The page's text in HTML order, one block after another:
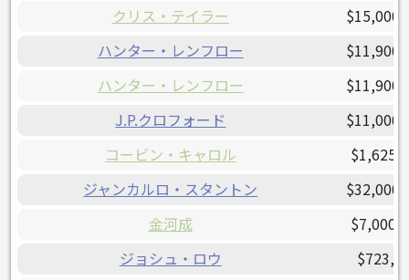
クリス・テイラー
ハンター・レンフロー
ハンター・レンフロー
J.P.クロフォード
コービン・キャロル
ジャンカルロ・スタントン
金河成
ジョシュ・ロウ